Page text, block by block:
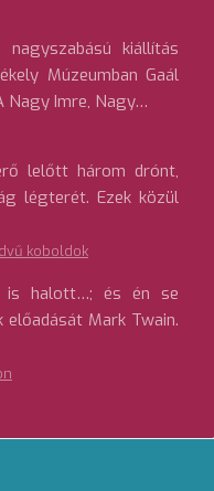
kiállítás
Múzeumban Gaál
Nagy Imre, Nagy…
lelőtt három drónt,
légterét. Ezek közül
koboldok
is halott…; és én se
Mark Twain.